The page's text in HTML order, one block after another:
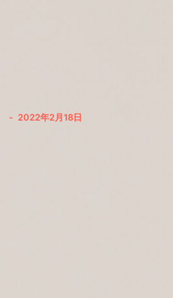
- 2022年2月18日